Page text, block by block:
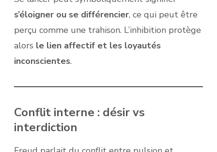
s’éloigner ou se différencier, ce qui peut être
perçu comme une trahison. L’inhibition protège
alors le lien affectif et les loyautés
inconscientes.
Conflit interne : désir vs
interdiction